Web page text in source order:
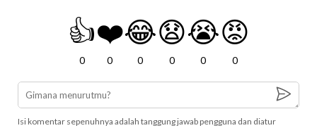
👍
0
❤️
0
😂
0
😧
0
😭
0
😡
0
Isi komentar sepenuhnya adalah tanggung jawab pengguna dan diatur